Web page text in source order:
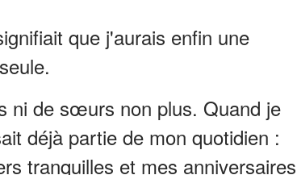
que j'aurais enfin une
ni de sœurs non plus. Quand je
déjà partie de mon quotidien :
tranquilles et mes anniversaires